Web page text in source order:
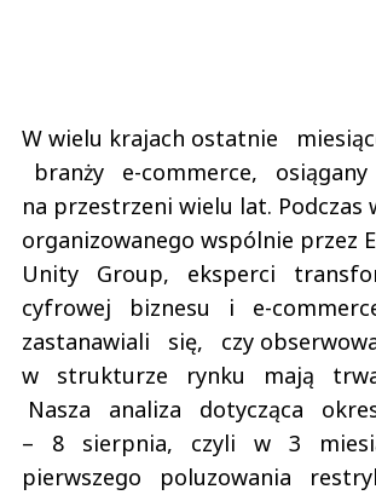
W wielu krajach ostatnie
branży e-commerce,
na przestrzeni wielu lat. Podczas
organizowanego wspólnie przez
Unity Group, eksperci
cyfrowej biznesu i e-
zastanawiali się, czy
w strukturze rynku mają
Nasza analiza dotycząca
– 8 sierpnia, czyli w 3
pierwszego poluzowania